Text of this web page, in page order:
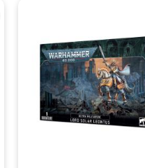
till i favoriter